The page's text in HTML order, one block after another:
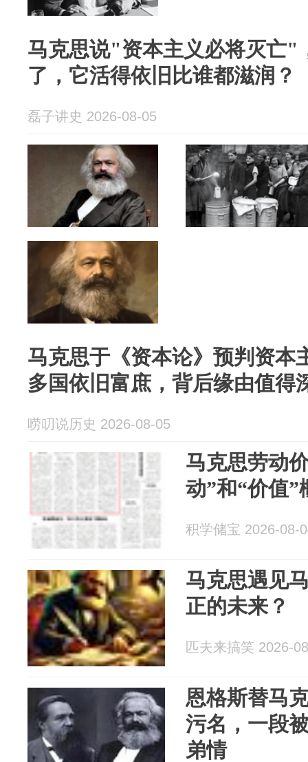
马克思说"资本主义必将灭亡"
了，它活得依旧比谁都滋润？
磊子讲史 2026-08-05
马克思于《资本论》预判资本
多国依旧富庶，背后缘由值得
唠叨说历史 2026-08-05
马克思劳动
动”和“价值”
积学储宝 2026-08-
马克思遇见
正的未来？
匹夫来搞笑 2026-
恩格斯替马
污名，一段
弟情